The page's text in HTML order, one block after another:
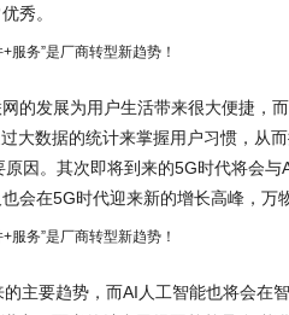
秀。
的发展为用户生活带来很大便捷，
大数据的统计来掌握用户习惯，从
因。其次即将到来的5G时代将会
会在5G时代迎来新的增长高峰，万
主要趋势，而AI人工智能也将会在